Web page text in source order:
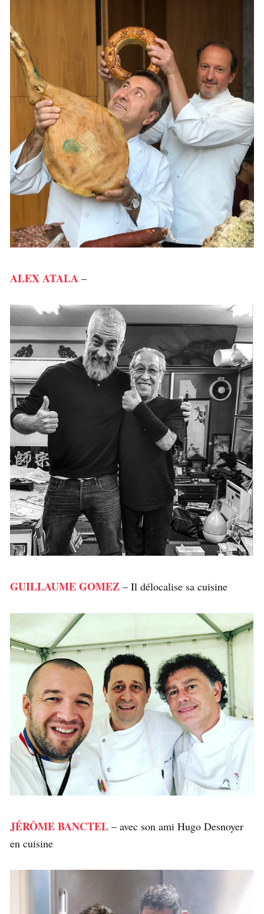
ALEX ATALA –
GUILLAUME GOMEZ – Il délocalise sa cuisine
JÉRÔME BANCTEL – avec son ami Hugo Desnoyer
en cuisine